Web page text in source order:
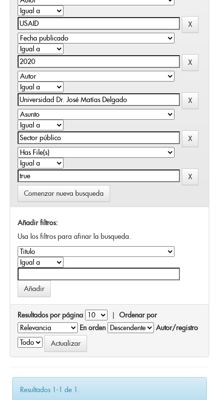
Comenzar nueva busqueda
Añadir filtros:
Usa los filtros para afinar la busqueda.
Resultados por página | Ordenar por
En orden
Autor/registro
Resultados 1-1 de 1.